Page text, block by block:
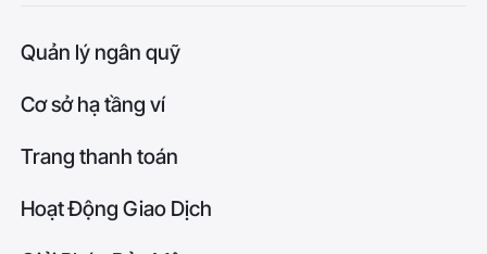
Quản lý ngân quỹ
Cơ sở hạ tầng ví
Trang thanh toán
Hoạt Động Giao Dịch